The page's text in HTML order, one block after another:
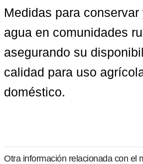
Medidas para
agua en comunidades
asegurando su
calidad para uso
doméstico.
Otra información relacionada con el